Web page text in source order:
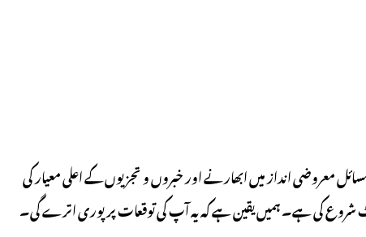
معروضی انداز میں ابھارنے اور خبروں و تجزیوں کے اعلی معیار کی